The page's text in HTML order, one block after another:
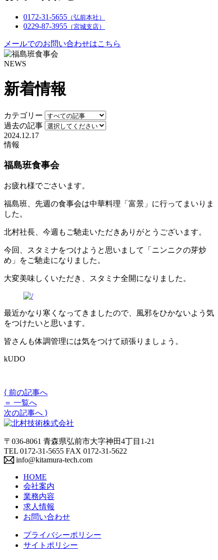
0172-31-5655 （弘前本社）
0229-87-3955 （宮城支店）
メールでのお問い合わせはこちら
NEWS
新着情報
カテゴリー
過去の記事
2024.12.17
情報
福島班食事会
お疲れ様でごさいます。
福島班、先週の食事会は中華料理「富景」に行ってまいりま
した。
北村社長、今週もご馳走いただきありがとうございます。
今回、スタミナをつけようと思いまして「ニンニクの芽炒
め」をご馳走になりました。
大変美味しくいただき、スタミナ全開になりました。
最近かなり寒くなってきましたので、風邪をひかないよう気
をつけたいと思います。
皆さんも体調管理には気をつけて頑張りましょう。
kUDO
⟨ 前の記事へ
＝ 一覧へ
次の記事へ ⟩
〒036-8061 青森県弘前市大字神田4丁目1-21
TEL 0172-31-5655 FAX 0172-31-5622
info@kitamura-tech.com
HOME
会社案内
業務内容
求人情報
お問い合わせ
プライバシーポリシー
サイトポリシー